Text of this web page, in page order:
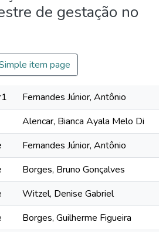
de gestação no
item page
Fernandes Júnior, Antônio
Alencar, Bianca Ayala Melo Di
Fernandes Júnior, Antônio
Borges, Bruno Gonçalves
Witzel, Denise Gabriel
Borges, Guilherme Figueira